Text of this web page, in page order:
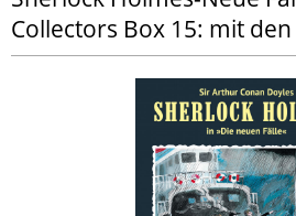
Collectors Box 15: mit